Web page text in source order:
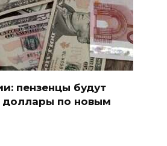
пензенцы будут
доллары по новым